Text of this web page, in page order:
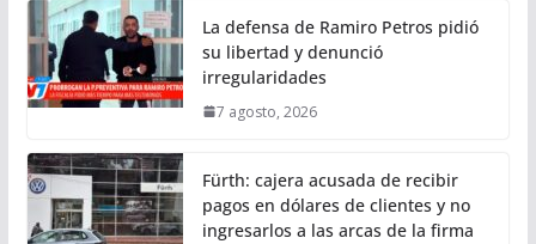
La defensa de Ramiro Petros pidió
su libertad y denunció
irregularidades
7 agosto, 2026
Fürth: cajera acusada de recibir
pagos en dólares de clientes y no
ingresarlos a las arcas de la firma